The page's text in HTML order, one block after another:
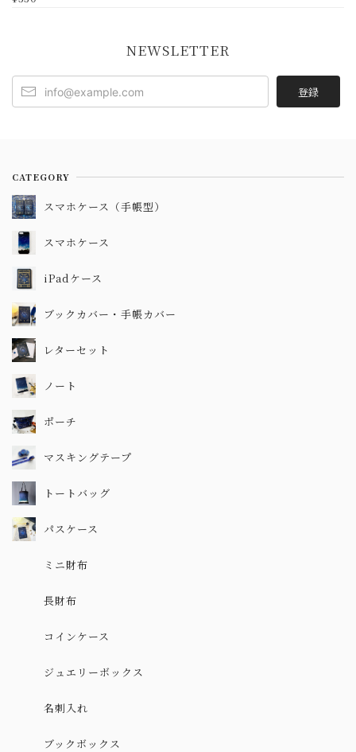
NEWSLETTER
登録
CATEGORY
スマホケース（手帳型）
スマホケース
iPadケース
ブックカバー・手帳カバー
レターセット
ノート
ポーチ
マスキングテープ
トートバッグ
パスケース
ミニ財布
長財布
コインケース
ジュエリーボックス
名刺入れ
ブックボックス